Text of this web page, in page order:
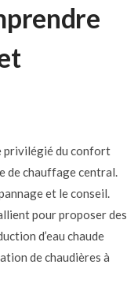
privilégié du confort
de chauffage central.
et le conseil.
pour proposer des
d’eau chaude
de chaudières à